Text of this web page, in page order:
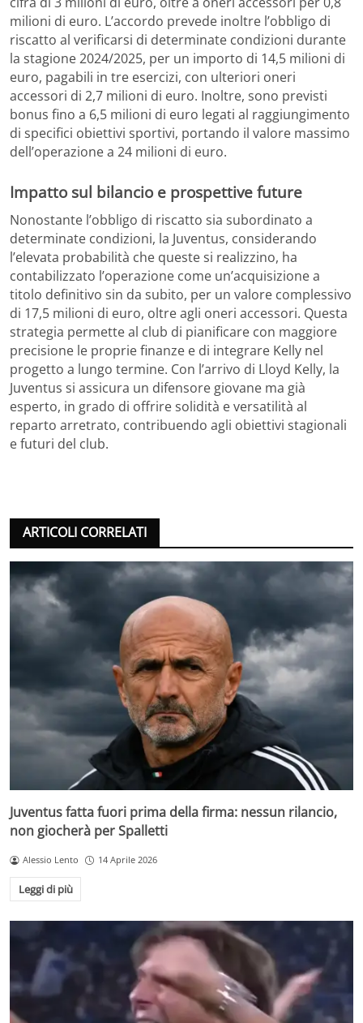
milioni di euro. L’accordo prevede inoltre l’obbligo di
riscatto al verificarsi di determinate condizioni durante
la stagione 2024/2025, per un importo di 14,5 milioni di
euro, pagabili in tre esercizi, con ulteriori oneri
accessori di 2,7 milioni di euro. Inoltre, sono previsti
bonus fino a 6,5 milioni di euro legati al raggiungimento
di specifici obiettivi sportivi, portando il valore massimo
dell’operazione a 24 milioni di euro.
Impatto sul bilancio e prospettive future
Nonostante l’obbligo di riscatto sia subordinato a
determinate condizioni, la Juventus, considerando
l’elevata probabilità che queste si realizzino, ha
contabilizzato l’operazione come un’acquisizione a
titolo definitivo sin da subito, per un valore complessivo
di 17,5 milioni di euro, oltre agli oneri accessori. Questa
strategia permette al club di pianificare con maggiore
precisione le proprie finanze e di integrare Kelly nel
progetto a lungo termine. Con l’arrivo di Lloyd Kelly, la
Juventus si assicura un difensore giovane ma già
esperto, in grado di offrire solidità e versatilità al
reparto arretrato, contribuendo agli obiettivi stagionali
e futuri del club.
ARTICOLI CORRELATI
Juventus fatta fuori prima della firma: nessun rilancio,
non giocherà per Spalletti
Alessio Lento 14 Aprile 2026
Leggi di più